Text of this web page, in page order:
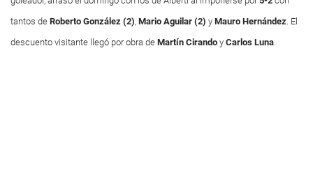
tantos de Roberto González (2), Mario Aguilar (2) y Mauro Hernández. El
descuento visitante llegó por obra de Martín Cirando y Carlos Luna.